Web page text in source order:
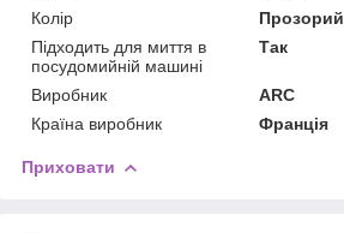
Колір
Прозорий
Підходить для миття в
посудомийній машині
Так
Виробник
ARC
Країна виробник
Франція
Приховати